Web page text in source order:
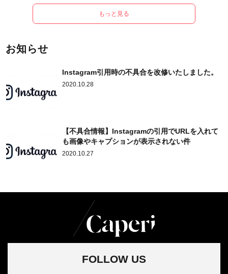
もっと見る
お知らせ
Instagram引用時の不具合を改修いたしました。
2020.10.28
【不具合情報】Instagramの引用でURLを入れて
も画像やキャプションが表示されない件
2020.10.27
FOLLOW US